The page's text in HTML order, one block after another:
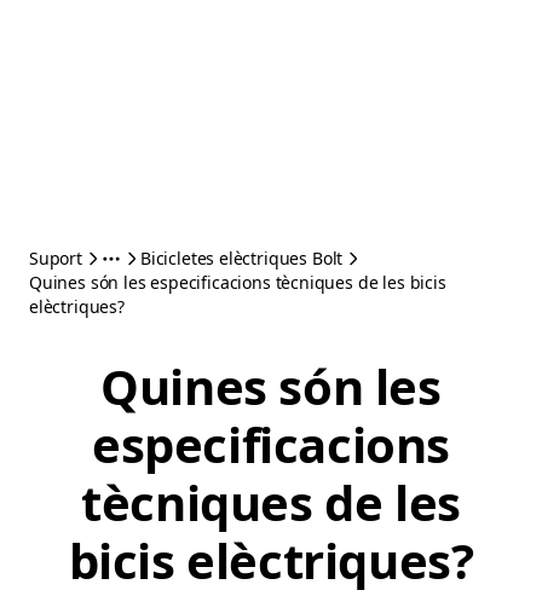
Suport
Bicicletes elèctriques Bolt
Quines són les especificacions tècniques de les bicis
elèctriques?
Quines són les
especificacions
tècniques de les
bicis elèctriques?